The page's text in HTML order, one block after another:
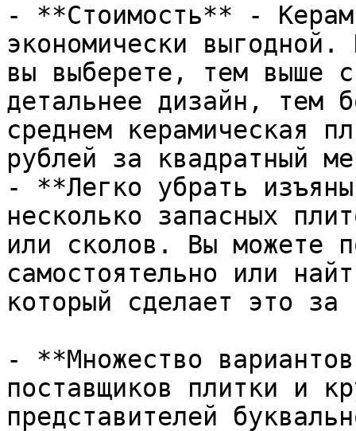
- **Стоимость** -
экономически
вы выберете, тем выше
детальнее дизайн, тем
среднем керамическая
рублей за квадратный
- **Легко убрать
несколько запасных
или сколов. Вы можете
самостоятельно или
который сделает это за
- **Множество
поставщиков плитки и
представителей